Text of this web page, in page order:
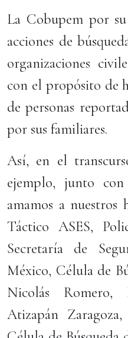
La Cobupem por
acciones de
organizaciones
con el propósito de
de personas
por sus familiares.
Así, en el
ejemplo, junto
amamos a nuestros
Táctico ASES,
Secretaría de
México, Célula de
Nicolás
Atizapán